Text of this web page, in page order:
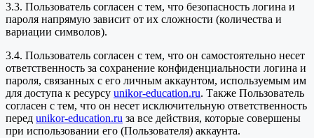
3.3. Пользователь согласен с тем, что безопасность логина и
пароля напрямую зависит от их сложности (количества и
вариации символов).
3.4. Пользователь согласен с тем, что он самостоятельно несет
ответственность за сохранение конфиденциальности логина и
пароля, связанных с его личным аккаунтом, используемым им
для доступа к ресурсу unikor-education.ru. Также Пользователь
согласен с тем, что он несет исключительную ответственность
перед unikor-education.ru за все действия, которые совершены
при использовании его (Пользователя) аккаунта.